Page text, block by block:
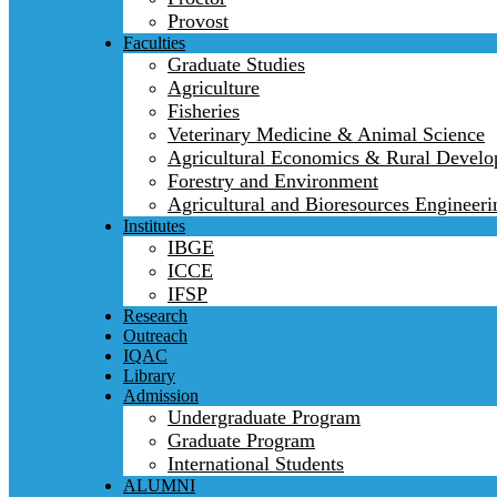
Provost
Faculties
Graduate Studies
Agriculture
Fisheries
Veterinary Medicine & Animal Science
Agricultural Economics & Rural
Forestry and Environment
Agricultural and Bioresources
Institutes
IBGE
ICCE
IFSP
Research
Outreach
IQAC
Library
Admission
Undergraduate Program
Graduate Program
International Students
ALUMNI